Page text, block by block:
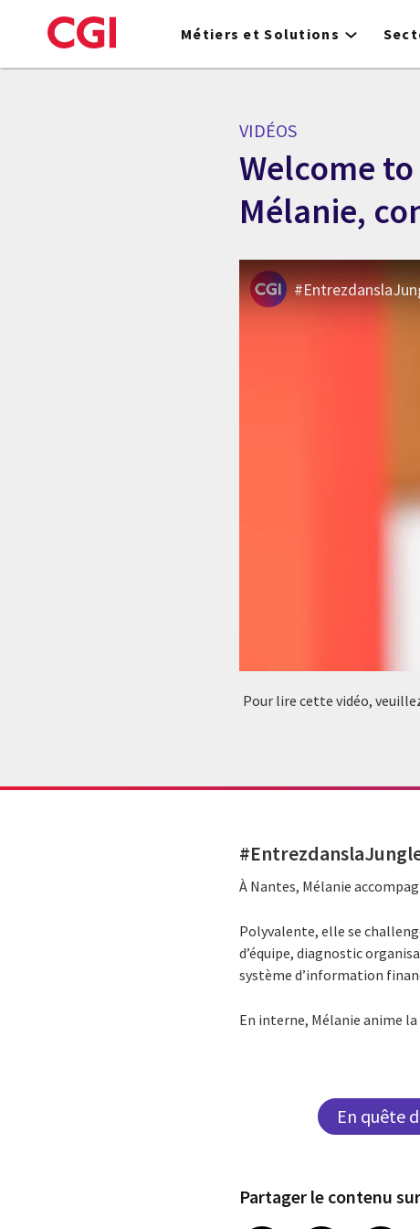
to
Métiers et Solutions
VIDÉOS
Welcome
Mélanie,
Pour lire cette vidéo,
À Nantes, Mélanie
Polyvalente, elle se
d’équipe, diagnostic
système d’information
En interne, Mélanie anime
En quête
Partager le contenu